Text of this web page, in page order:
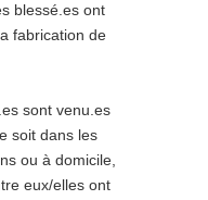
blessé.es ont
fabrication de
sont venu.es
soit dans les
ou à domicile,
eux/elles ont